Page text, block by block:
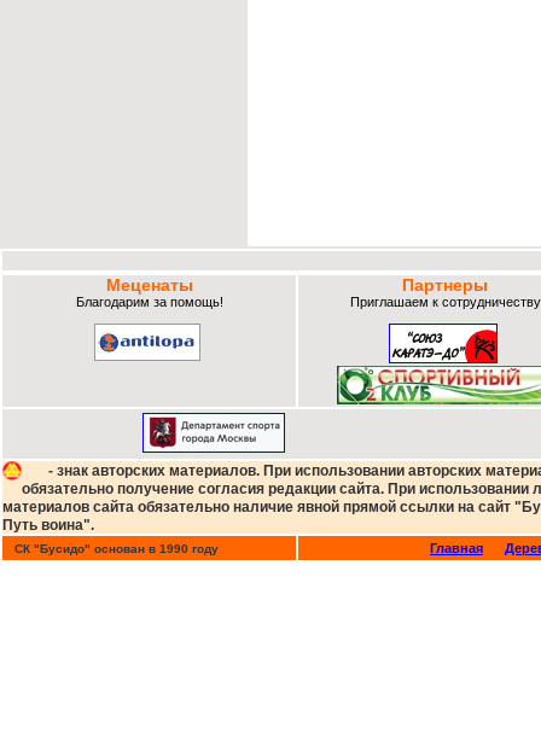
Меценаты
Благодарим за помощь!
Партнеры
Приглашаем к
- знак авторских материалов. При использовании авторских
обязательно получение согласия редакции сайта. При использовании
материалов сайта обязательно наличие явной прямой ссылки на сайт
Путь воина".
СК "Бусидо" основан в 1990 году Главная